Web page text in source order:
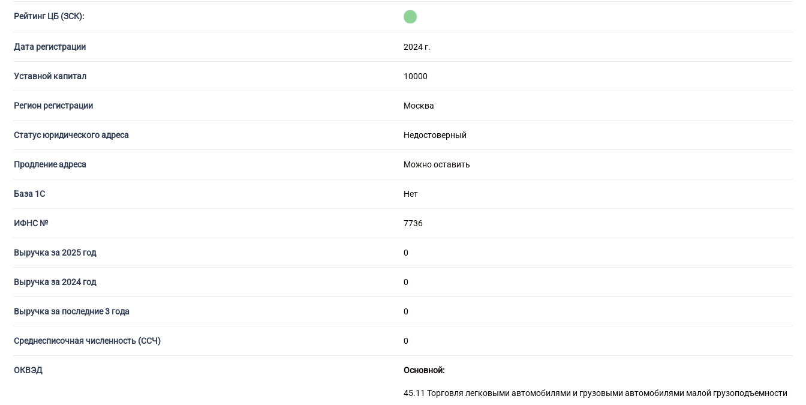
С лицензией на алмазную торговлю
Рейтинг ЦБ (ЗСК):
Дата регистрации 2024 г.
Уставной капитал 10000
Регион регистрации Москва
Статус юридического адреса Недостоверный
Продление адреса Можно оставить
База 1С Нет
ИФНС № 7736
Выручка за 2025 год 0
Выручка за 2024 год 0
Выручка за последние 3 года 0
Среднесписочная численность (ССЧ) 0
ОКВЭД Основной:
45.11 Торговля легковыми автомобилями и грузовыми автомобилями малой грузоподъемности